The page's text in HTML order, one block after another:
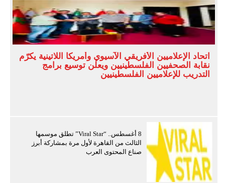
اتحاد الإعلاميين الأفريقي الآسيوي وأمريكا اللاتينية يكرّم
نقابة الصحفيين الفلسطينيين ويعلن توسيع برامج
التدريب للإعلاميين الفلسطينيين
8 أغسطس.. “Viral Star” تطلق موسمها
الثالث من القاهرة لأول مرة بمشاركة أبرز
صناع المحتوى العرب